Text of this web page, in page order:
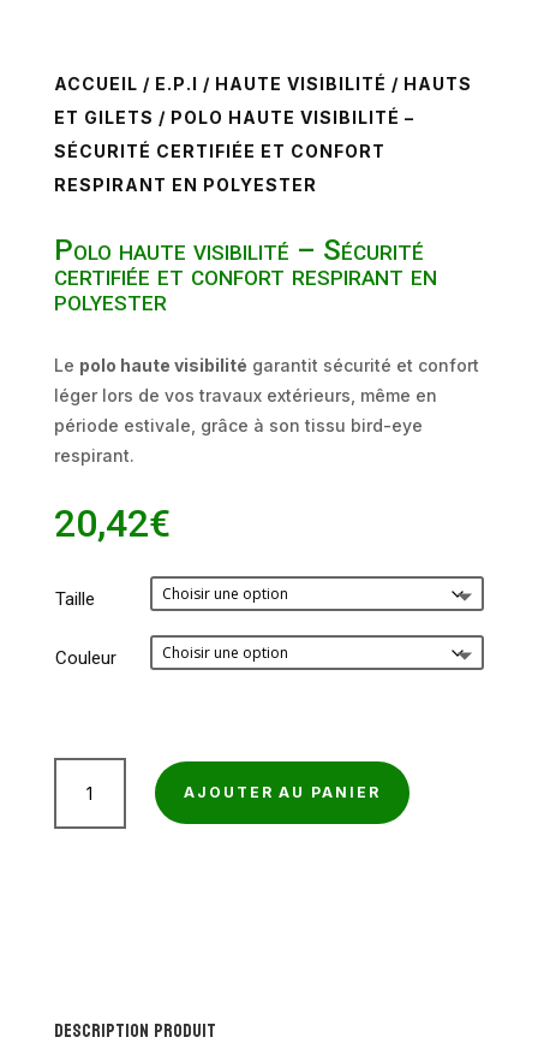
ACCUEIL / E.P.I / HAUTE VISIBILITÉ / HAUTS
ET GILETS / POLO HAUTE VISIBILITÉ –
SÉCURITÉ CERTIFIÉE ET CONFORT
RESPIRANT EN POLYESTER
Polo haute visibilité – Sécurité
certifiée et confort respirant en
polyester
Le polo haute visibilité garantit sécurité et confort
léger lors de vos travaux extérieurs, même en
période estivale, grâce à son tissu bird-eye
respirant.
20,42€
Taille
Couleur
et
AJOUTER AU PANIER
Description produit